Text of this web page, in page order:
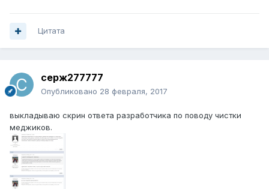
Цитата
серж277777
Опубликовано 28 февраля, 2017
выкладываю скрин ответа разработчика по поводу чистки
меджиков.